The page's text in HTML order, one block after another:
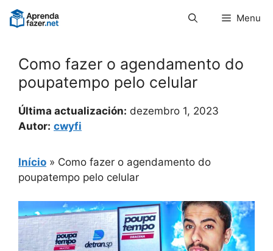
Pular
para
Menu
Como fazer o agendamento do
poupatempo pelo celular
Última actualización: dezembro 1, 2023
Autor: cwyfi
Início » Como fazer o agendamento do
poupatempo pelo celular